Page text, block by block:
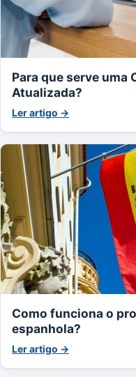
Para que serve uma
Atualizada?
Ler artigo →
Como funciona o
espanhola?
Ler artigo →